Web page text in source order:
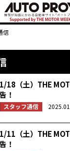
信
1/18（土）THE
告！
スタッフ通信
1/11（土）THE
告！